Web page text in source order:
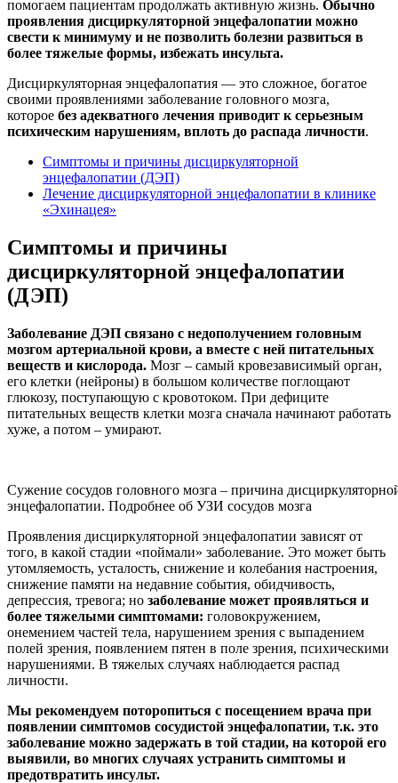
помогаем пациентам продолжать активную жизнь. Обычно
проявления дисциркуляторной энцефалопатии можно
свести к минимуму и не позволить болезни развиться в
более тяжелые формы, избежать инсульта.
Дисциркуляторная энцефалопатия — это сложное, богатое
своими проявлениями заболевание головного мозга,
которое без адекватного лечения приводит к серьезным
психическим нарушениям, вплоть до распада личности.
Симптомы и причины дисциркуляторной
энцефалопатии (ДЭП)
Лечение дисциркуляторной энцефалопатии в клинике
«Эхинацея»
Симптомы и причины
дисциркуляторной энцефалопатии
(ДЭП)
Заболевание ДЭП связано с недополучением головным
мозгом артериальной крови, а вместе с ней питательных
веществ и кислорода. Мозг – самый кровезависимый орган,
его клетки (нейроны) в большом количестве поглощают
глюкозу, поступающую с кровотоком. При дефиците
питательных веществ клетки мозга сначала начинают работать
хуже, а потом – умирают.
Сужение сосудов головного мозга – причина
энцефалопатии. Подробнее об УЗИ сосудов мозга
Проявления дисциркуляторной энцефалопатии зависят от
того, в какой стадии «поймали» заболевание. Это может быть
утомляемость, усталость, снижение и колебания настроения,
снижение памяти на недавние события, обидчивость,
депрессия, тревога; но заболевание может проявляться и
более тяжелыми симптомами: головокружением,
онемением частей тела, нарушением зрения с выпадением
полей зрения, появлением пятен в поле зрения, психическими
нарушениями. В тяжелых случаях наблюдается распад
личности.
Мы рекомендуем поторопиться с посещением врача при
появлении симптомов сосудистой энцефалопатии, т.к. это
заболевание можно задержать в той стадии, на которой его
выявили, во многих случаях устранить симптомы и
предотвратить инсульт.